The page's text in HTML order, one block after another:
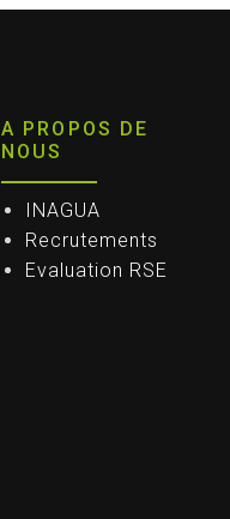
A PROPOS DE
NOUS
INAGUA
Recrutements
Evaluation RSE